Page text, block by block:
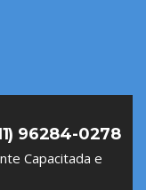
96284-0278
Capacitada e